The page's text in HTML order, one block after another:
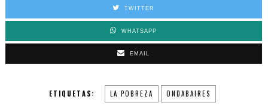
TWITTER
WHATSAPP
EMAIL
ETIQUETAS: LA POBREZA ONDABAIRES